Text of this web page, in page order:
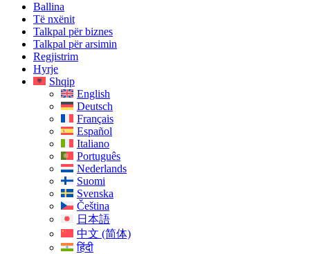
Ballina
Të nxënit
Talkpal për biznes
Talkpal për arsimin
Regjistrim
Hyrje
Shqip
English
Deutsch
Français
Español
Italiano
Português
Nederlands
Suomi
Svenska
Čeština
日本語
中文 (简体)
हिंदी